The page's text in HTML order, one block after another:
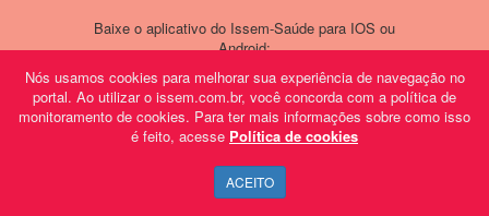
Nós usamos cookies para melhorar sua experiência de navegação no
portal. Ao utilizar o issem.com.br, você concorda com a política de
monitoramento de cookies. Para ter mais informações sobre como isso
é feito, acesse Política de cookies
ACEITO
Baixe o aplicativo do Issem-Saúde para IOS ou
Android: